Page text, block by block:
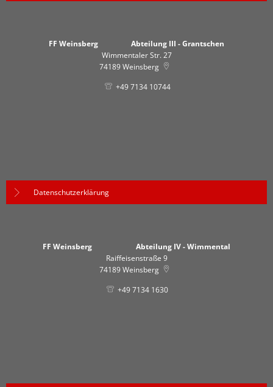
FF Weinsberg Abteilung III - Grantschen
Wimmentaler Str. 27
74189Weinsberg
+49 7134 10744
Datenschutzerklärung
FF Weinsberg Abteilung IV - Wimmental
Raiffeisenstraße 9
74189Weinsberg
+49 7134 1630